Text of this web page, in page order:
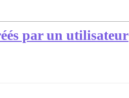
par un utilisateur